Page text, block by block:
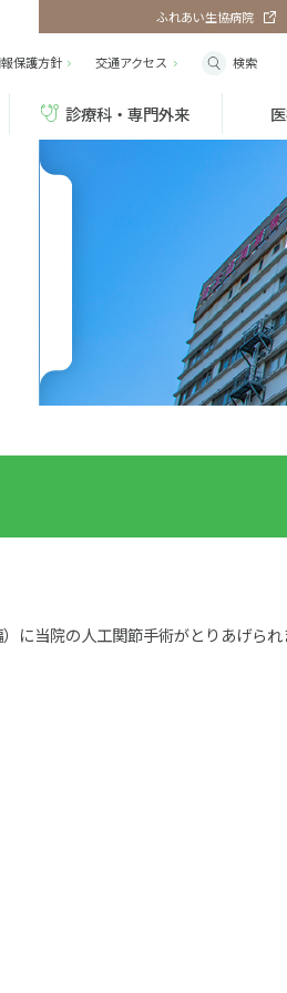
ふれあい生協病院
保護方針 交通アクセス 検索
診療科・専門外来
に当院の人工関節手術がとりあげら